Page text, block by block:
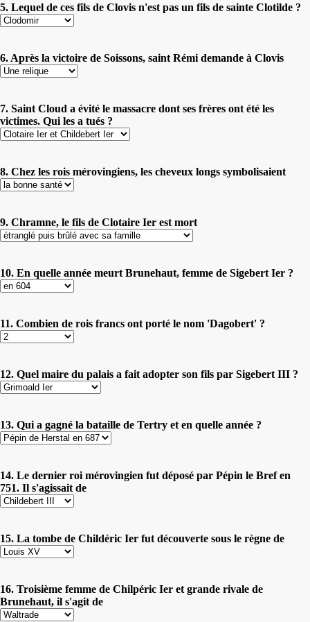
5. Lequel de ces fils de Clovis n'est pas un fils de sainte Clotilde ?
6. Après la victoire de Soissons, saint Rémi demande à Clovis
7. Saint Cloud a évité le massacre dont ses frères ont été les
victimes. Qui les a tués ?
8. Chez les rois mérovingiens, les cheveux longs symbolisaient
9. Chramne, le fils de Clotaire Ier est mort
10. En quelle année meurt Brunehaut, femme de Sigebert Ier ?
11. Combien de rois francs ont porté le nom 'Dagobert' ?
12. Quel maire du palais a fait adopter son fils par Sigebert III ?
13. Qui a gagné la bataille de Tertry et en quelle année ?
14. Le dernier roi mérovingien fut déposé par Pépin le Bref en
751. Il s'agissait de
15. La tombe de Childéric Ier fut découverte sous le règne de
16. Troisième femme de Chilpéric Ier et grande rivale de
Brunehaut, il s'agit de